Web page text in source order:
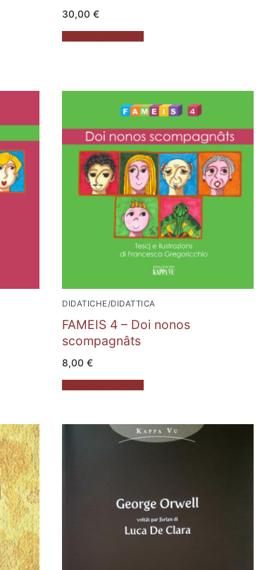
30,00 €
DIDATICHE/DIDATTICA
FAMEIS 4 – Doi nonos
scompagnâts
8,00 €